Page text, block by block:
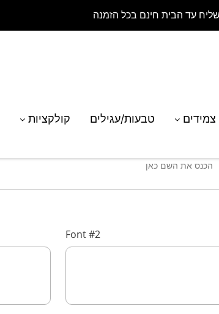
עד הבית חינם בכל הזמנה
צמידים טבעות/עגילים קולקציות
Font #2